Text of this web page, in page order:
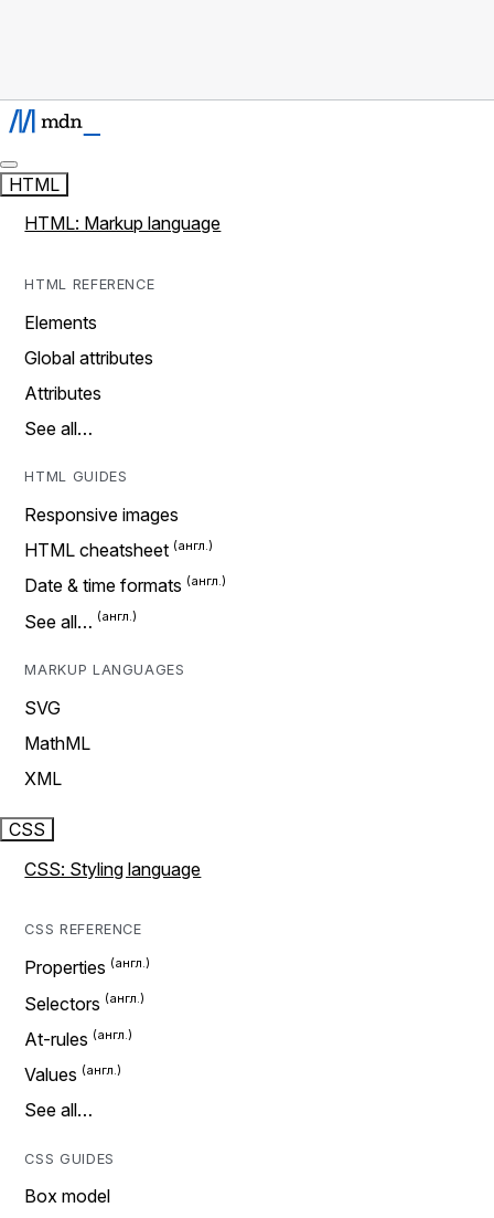
HTML
HTML: Markup language
HTML REFERENCE
Elements
Global attributes
Attributes
See all…
HTML GUIDES
Responsive images
HTML cheatsheet
Date & time formats
See all…
MARKUP LANGUAGES
SVG
MathML
XML
CSS
CSS: Styling language
CSS REFERENCE
Properties
Selectors
At-rules
Values
See all…
CSS GUIDES
Box model